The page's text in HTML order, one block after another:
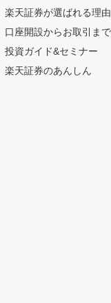
楽天証券が選ばれる理由
口座開設からお取引ま
投資ガイド&セミナー
楽天証券のあんしん